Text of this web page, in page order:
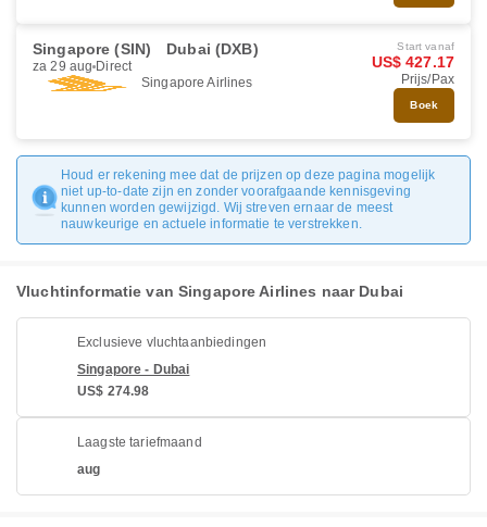
Singapore (SIN) Dubai (DXB)
za 29 aug Direct
Singapore Airlines
Start vanaf
US$ 427.17
Prijs/Pax
Boek
Houd er rekening mee dat de prijzen op deze pagina mogelijk
niet up-to-date zijn en zonder voorafgaande kennisgeving
kunnen worden gewijzigd. Wij streven ernaar de meest
nauwkeurige en actuele informatie te verstrekken.
Vluchtinformatie van Singapore Airlines naar Dubai
Exclusieve vluchtaanbiedingen
Singapore - Dubai
US$ 274.98
Laagste tariefmaand
aug